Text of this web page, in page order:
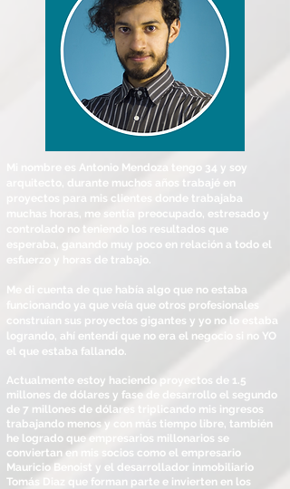
Mi nombre es Antonio Mendoza tengo 34 y soy
arquitecto, durante muchos años trabajé en
proyectos para mis clientes donde trabajaba
muchas horas, me sentía preocupado, estresado y
controlado no teniendo los resultados que
esperaba, ganando muy poco en relación a todo el
esfuerzo y horas de trabajo.
Me di cuenta de que había algo que no estaba
funcionando ya que veía que otros profesionales
construían sus proyectos gigantes y yo no lo estaba
logrando, ahí entendí que no era el negocio si no YO
el que estaba fallando.
Actualmente estoy haciendo proyectos de 1.5
millones de dólares y fase de desarrollo el segundo
de 7 millones de dólares triplicando mis ingresos
trabajando menos y con más tiempo libre, también
he logrado que empresarios millonarios se
conviertan en mis socios como el empresario
Mauricio Benoist y el desarrollador inmobiliario
Tomás Diaz que forman parte e invierten en los